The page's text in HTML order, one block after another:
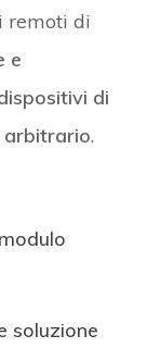
remoti di
e
di
arbitrario.
soluzione